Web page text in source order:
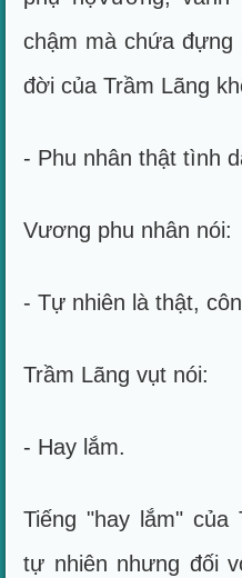
chậm mà chứa đựng
đời của Trầm Lãng
- Phu nhân thật tình
Vương phu nhân nói:
- Tự nhiên là thật,
Trầm Lãng vụt nói:
- Hay lắm.
Tiếng "hay lắm" của
tự nhiên nhưng đối